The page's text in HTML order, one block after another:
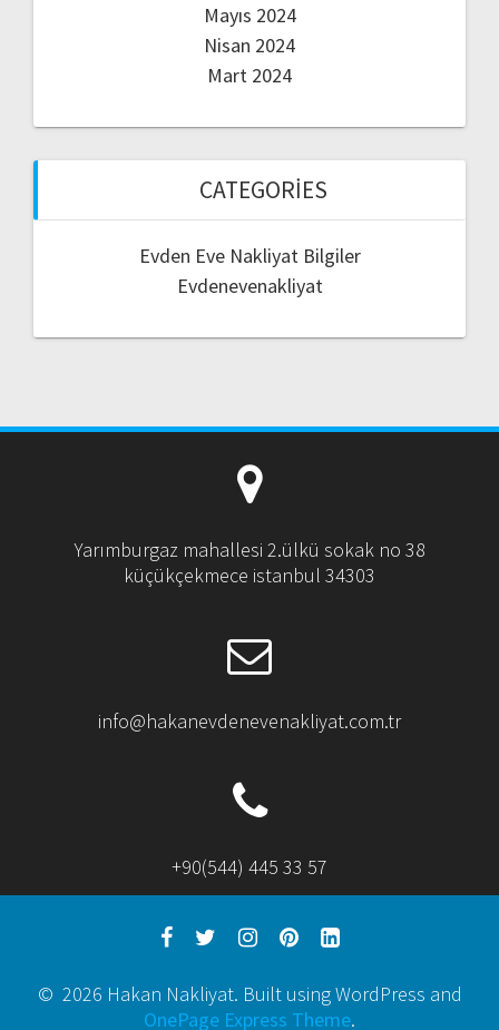
Mayıs 2024
Nisan 2024
Mart 2024
CATEGORIES
Evden Eve Nakliyat Bilgiler
Evdenevenakliyat
Yarımburgaz mahallesi 2.ülkü sokak no 38
küçükçekmece istanbul 34303
info@hakanevdenevenakliyat.com.tr
+90(544) 445 33 57
© 2026 Hakan Nakliyat. Built using WordPress and
OnePage Express Theme.